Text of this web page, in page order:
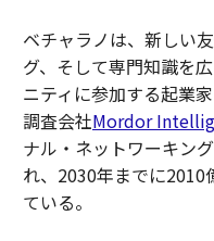
ベチャラノは、新しい
グ、そして専門知識を
ニティに参加する起業
調査会社Mordor
ナル・ネットワーキン
れ、2030年までに
ている。